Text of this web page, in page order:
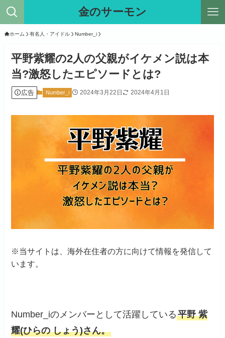
金のサーモン
ホーム 有名人・アイドル Number_i
平野紫耀の2人の父親がイケメン説は本
当?激怒したエピソードとは?
広告 Number_i 2024年3月22日 2024年4月1日
※当サイトは、海外在住者の方に向けて情報を発信して
います。
Number_iのメンバーとして活躍している平野 紫
耀(ひらの しょう)さん。